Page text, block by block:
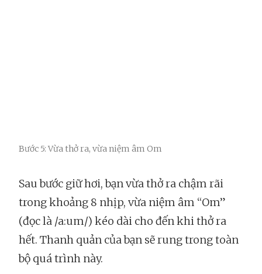
Bước 5: Vừa thở ra, vừa niệm âm Om
Sau bước giữ hơi, bạn vừa thở ra chậm rãi
trong khoảng 8 nhịp, vừa niệm âm “Om”
(đọc là /a:um/) kéo dài cho đến khi thở ra
hết. Thanh quản của bạn sẽ rung trong toàn
bộ quá trình này.